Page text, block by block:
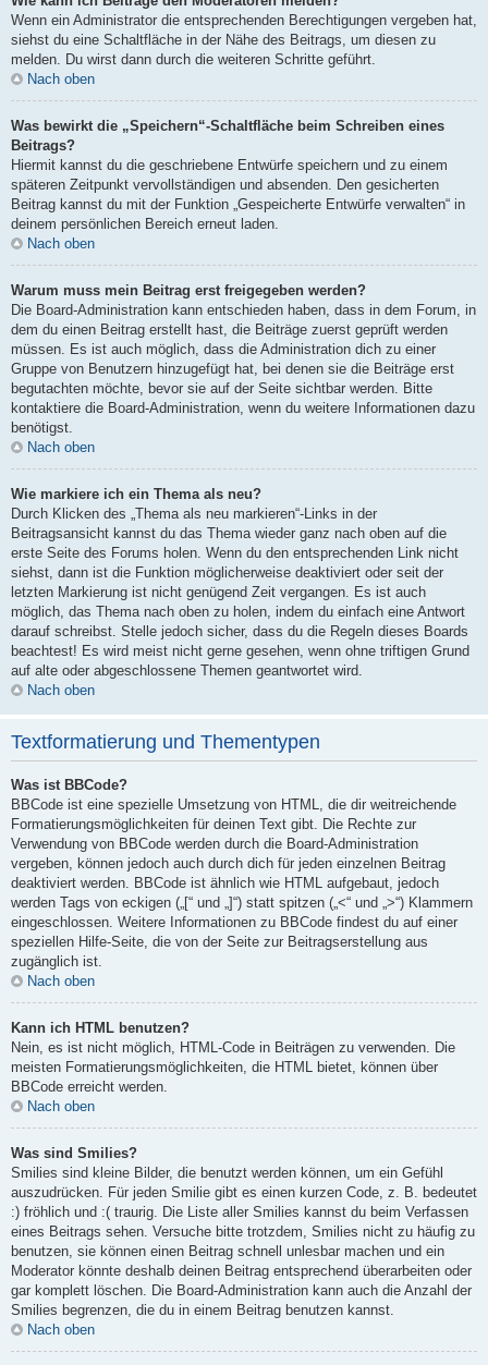
Wenn ein Administrator die entsprechenden Berechtigungen vergeben hat,
siehst du eine Schaltfläche in der Nähe des Beitrags, um diesen zu
melden. Du wirst dann durch die weiteren Schritte geführt.
Nach oben
Was bewirkt die „Speichern“-Schaltfläche beim Schreiben eines
Beitrags?
Hiermit kannst du die geschriebene Entwürfe speichern und zu einem
späteren Zeitpunkt vervollständigen und absenden. Den gesicherten
Beitrag kannst du mit der Funktion „Gespeicherte Entwürfe verwalten“ in
deinem persönlichen Bereich erneut laden.
Nach oben
Warum muss mein Beitrag erst freigegeben werden?
Die Board-Administration kann entschieden haben, dass in dem Forum, in
dem du einen Beitrag erstellt hast, die Beiträge zuerst geprüft werden
müssen. Es ist auch möglich, dass die Administration dich zu einer
Gruppe von Benutzern hinzugefügt hat, bei denen sie die Beiträge erst
begutachten möchte, bevor sie auf der Seite sichtbar werden. Bitte
kontaktiere die Board-Administration, wenn du weitere Informationen dazu
benötigst.
Nach oben
Wie markiere ich ein Thema als neu?
Durch Klicken des „Thema als neu markieren“-Links in der
Beitragsansicht kannst du das Thema wieder ganz nach oben auf die
erste Seite des Forums holen. Wenn du den entsprechenden Link nicht
siehst, dann ist die Funktion möglicherweise deaktiviert oder seit der
letzten Markierung ist nicht genügend Zeit vergangen. Es ist auch
möglich, das Thema nach oben zu holen, indem du einfach eine Antwort
darauf schreibst. Stelle jedoch sicher, dass du die Regeln dieses Boards
beachtest! Es wird meist nicht gerne gesehen, wenn ohne triftigen Grund
auf alte oder abgeschlossene Themen geantwortet wird.
Nach oben
Textformatierung und Thementypen
Was ist BBCode?
BBCode ist eine spezielle Umsetzung von HTML, die dir weitreichende
Formatierungsmöglichkeiten für deinen Text gibt. Die Rechte zur
Verwendung von BBCode werden durch die Board-Administration
vergeben, können jedoch auch durch dich für jeden einzelnen Beitrag
deaktiviert werden. BBCode ist ähnlich wie HTML aufgebaut, jedoch
werden Tags von eckigen („[“ und „]“) statt spitzen („<“ und „>“) Klammern
eingeschlossen. Weitere Informationen zu BBCode findest du auf einer
speziellen Hilfe-Seite, die von der Seite zur Beitragserstellung aus
zugänglich ist.
Nach oben
Kann ich HTML benutzen?
Nein, es ist nicht möglich, HTML-Code in Beiträgen zu verwenden. Die
meisten Formatierungsmöglichkeiten, die HTML bietet, können über
BBCode erreicht werden.
Nach oben
Was sind Smilies?
Smilies sind kleine Bilder, die benutzt werden können, um ein Gefühl
auszudrücken. Für jeden Smilie gibt es einen kurzen Code, z. B. bedeutet
:) fröhlich und :( traurig. Die Liste aller Smilies kannst du beim Verfassen
eines Beitrags sehen. Versuche bitte trotzdem, Smilies nicht zu häufig zu
benutzen, sie können einen Beitrag schnell unlesbar machen und ein
Moderator könnte deshalb deinen Beitrag entsprechend überarbeiten oder
gar komplett löschen. Die Board-Administration kann auch die Anzahl der
Smilies begrenzen, die du in einem Beitrag benutzen kannst.
Nach oben